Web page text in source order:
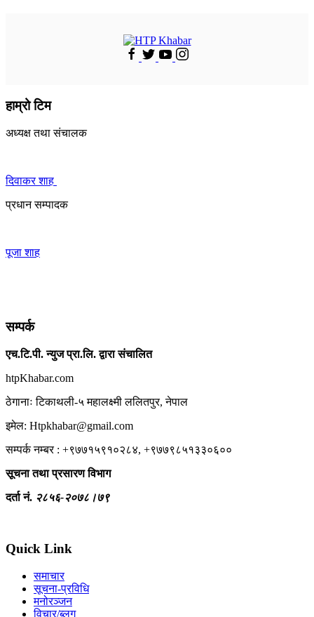
हाम्रो टिम
अध्यक्ष तथा संचालक
दिवाकर शाह
प्रधान सम्पादक
पूजा शाह
सम्पर्क
एच.टि.पी. न्युज प्रा.लि. द्वारा संचालित
htpKhabar.com
ठेगानाः टिकाथली-५ महालक्ष्मी ललितपुर, नेपाल
इमेल: Htpkhabar@gmail.com
सम्पर्क नम्बर : +९७७१५९१०२८४, +९७७९८५१३३०६००
सूचना तथा प्रसारण विभाग
दर्ता नं. २८५६-२०७८।७९
Quick Link
समाचार
सूचना-प्रविधि
मनोरञ्जन
विचार/ब्लग